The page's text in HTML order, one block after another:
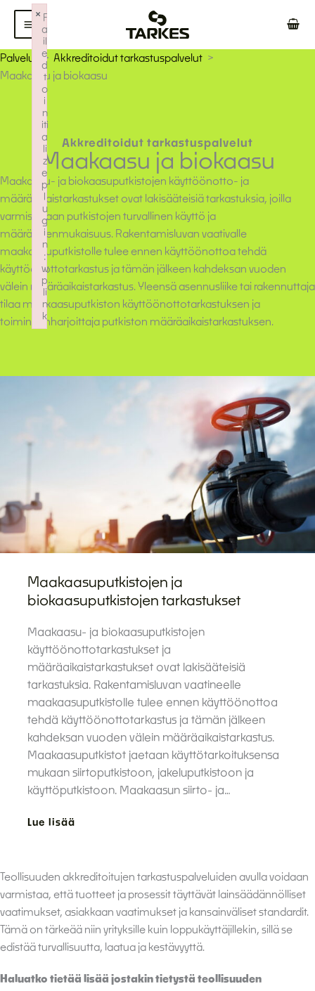
Siirry
sisältöön
Palvelut
Akkreditoidut tarkastuspalvelut
Maakaasu ja biokaasu
Akkreditoidut tarkastuspalvelut
Maakaasu ja biokaasu
Maakaasu- ja biokaasuputkistojen käyttöönotto- ja
määräaikaistarkastukset ovat lakisääteisiä tarkastuksia, joilla
varmistetaan putkistojen turvallinen käyttö ja
määräystenmukaisuus. Rakentamisluvan vaativalle
maakaasuputkistolle tulee ennen käyttöönottoa tehdä
käyttöönottotarkastus ja tämän jälkeen kahdeksan vuoden
välein määräaikaistarkastus. Yleensä asennusliike tai rakennuttaja
tilaa maakaasuputkiston käyttöönottotarkastuksen ja
toiminnanharjoittaja putkiston määräaikaistarkastuksen.
Maakaasuputkistojen ja
biokaasuputkistojen tarkastukset
Maakaasu- ja biokaasuputkistojen
käyttöönottotarkastukset ja
määräaikaistarkastukset ovat lakisääteisiä
tarkastuksia. Rakentamisluvan vaatineelle
maakaasuputkistolle tulee ennen käyttöönottoa
tehdä käyttöönottotarkastus ja tämän jälkeen
kahdeksan vuoden välein määräaikaistarkastus.
Maakaasuputkistot jaetaan käyttötarkoituksensa
mukaan siirtoputkistoon, jakeluputkistoon ja
käyttöputkistoon. Maakaasun siirto- ja…
Lue lisää
Teollisuuden akkreditoitujen tarkastuspalveluiden avulla voidaan
varmistaa, että tuotteet ja prosessit täyttävät lainsäädännölliset
vaatimukset, asiakkaan vaatimukset ja kansainväliset standardit.
Tämä on tärkeää niin yrityksille kuin loppukäyttäjillekin, sillä se
edistää turvallisuutta, laatua ja kestävyyttä.
Haluatko tietää lisää jostakin tietystä teollisuuden
F
a
il
e
d
t
o
i
n
iti
a
li
z
e
p
l
u
g
i
n
:
w
p
li
n
k
×
Failed to initialize plugin: wplink